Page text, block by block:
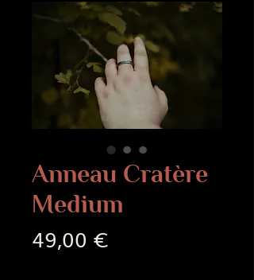
Anneau Cratère
Medium
49,00 €